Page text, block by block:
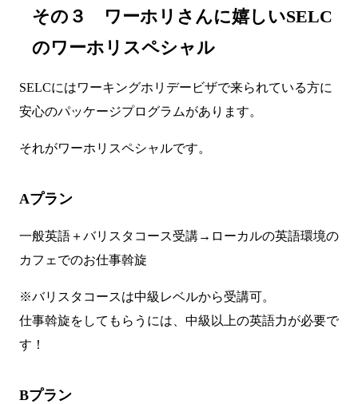
その３ ワーホリさんに嬉しいSELC
のワーホリスペシャル
SELCにはワーキングホリデービザで来られている方に
安心のパッケージプログラムがあります。
それがワーホリスペシャルです。
Aプラン
一般英語＋バリスタコース受講→ローカルの英語環境の
カフェでのお仕事斡旋
※バリスタコースは中級レベルから受講可。
仕事斡旋をしてもらうには、中級以上の英語力が必要で
す！
Bプラン